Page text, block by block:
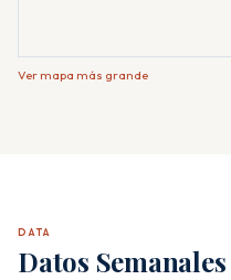
Ver mapa más grande
DATA
Datos